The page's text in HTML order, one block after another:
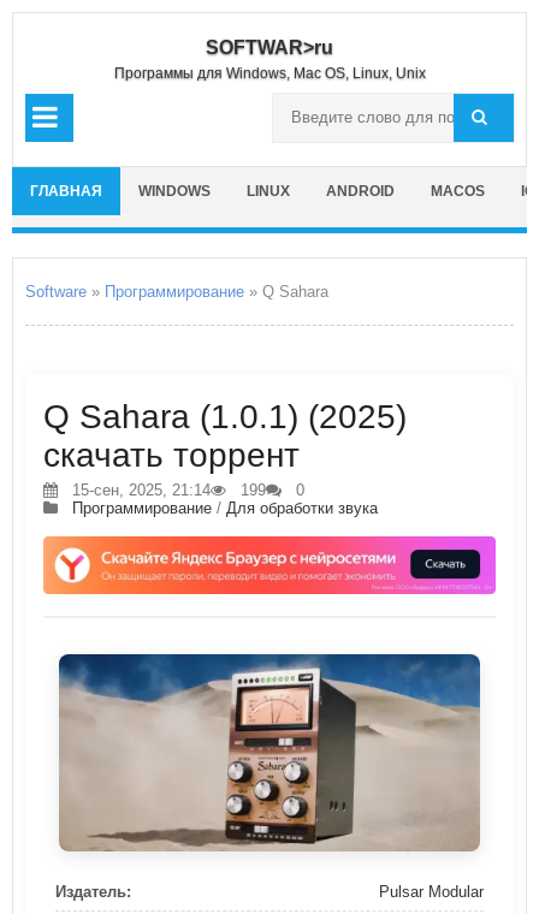
SOFTWAR>ru
Программы для Windows, Mac OS, Linux, Unix
ГЛАВНАЯ WINDOWS LINUX ANDROID MACOS
Software » Программирование » Q Sahara
Q Sahara (1.0.1) (2025)
скачать торрент
15-сен, 2025, 21:14 199
0
Программирование / Для обработки звука
Издатель: Pulsar Modular